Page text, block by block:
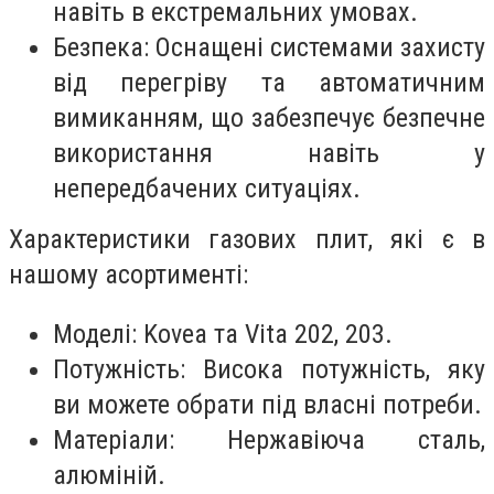
навіть в екстремальних умовах.
Безпека: Оснащені системами захисту
від перегріву та автоматичним
вимиканням, що забезпечує безпечне
використання навіть у
непередбачених ситуаціях.
Характеристики газових плит, які є в
нашому асортименті:
Моделі: Kovea та Vita 202, 203.
Потужність: Висока потужність, яку
ви можете обрати під власні потреби.
Матеріали: Нержавіюча сталь,
алюміній.